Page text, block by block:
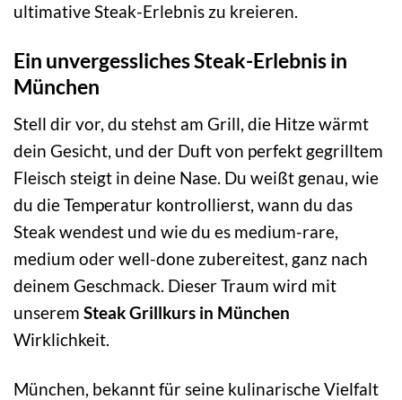
ultimative Steak-Erlebnis zu kreieren.
Ein unvergessliches Steak-Erlebnis in
München
Stell dir vor, du stehst am Grill, die Hitze wärmt
dein Gesicht, und der Duft von perfekt gegrilltem
Fleisch steigt in deine Nase. Du weißt genau, wie
du die Temperatur kontrollierst, wann du das
Steak wendest und wie du es medium-rare,
medium oder well-done zubereitest, ganz nach
deinem Geschmack. Dieser Traum wird mit
unserem Steak Grillkurs in München
Wirklichkeit.
München, bekannt für seine kulinarische Vielfalt